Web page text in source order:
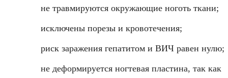
не травмируются окружающие ноготь ткани;
исключены порезы и кровотечения;
риск заражения гепатитом и ВИЧ равен нулю;
не деформируется ногтевая пластина, так как